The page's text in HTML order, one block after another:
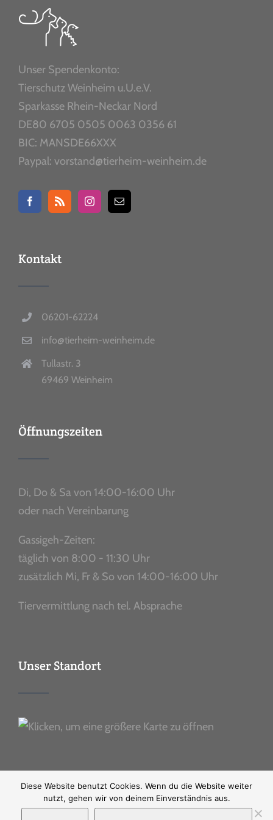
Unser Spendenkonto:
Tierschutz Weinheim u.U.e.V.
Sparkasse Rhein-Neckar Nord
DE80 6705 0505 0063 0356 61
BIC: MANSDE66XXX
Paypal: vorstand@tierheim-weinheim.de
Kontakt
06201-62224
info@tierheim-weinheim.de
Tullastr. 3
69469 Weinheim
Öffnungszeiten
Di, Do & Sa von 14:00-16:00 Uhr
oder nach Vereinbarung
Gassigeh-Zeiten:
täglich von 8:00 - 11:30 Uhr
zusätzlich Mi, Fr & So von 14:00-16:00 Uhr
Tiervermittlung nach tel. Absprache
Unser Standort
Diese Website benutzt Cookies. Wenn du die Website weiter
nutzt, gehen wir von deinem Einverständnis aus.